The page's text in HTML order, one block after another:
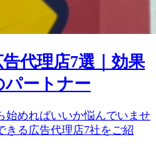
代理店7選｜効果
ートナー
始めればいいか悩んでいませ
きる広告代理店7社をご紹